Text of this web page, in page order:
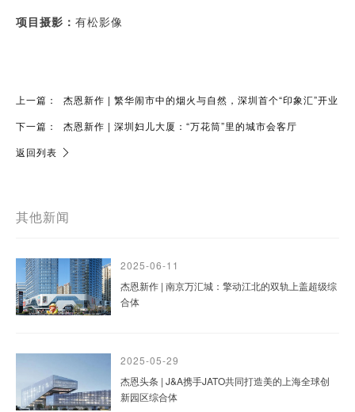
项目摄影： 有松影像
上一篇：
杰恩新作 | 繁华闹市中的烟火与自然，深圳首个“印象汇”开业
下一篇：
杰恩新作 | 深圳妇儿大厦：“万花筒”里的城市会客厅
返回列表
其他新闻
2025-06-11
杰恩新作 | 南京万汇城：擎动江北的双轨上盖超级综
合体
2025-05-29
杰恩头条 | J&A携手JATO共同打造美的上海全球创
新园区综合体